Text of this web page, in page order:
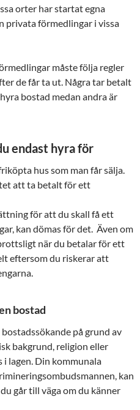
orter har startat egna
privata förmedlingar i vissa
måste följa regler
de får ta ut. Några tar betalt
bostad medan andra är
endast hyra för
hus som man får sälja.
att ta betalt för ett
för att du skall få ett
kan dömas för det. Även om
när du betalar för ett
eftersom du riskerar att
bostad
på grund av
bakgrund, religion eller
i lagen. Din kommunala
kan
går till väga om du känner